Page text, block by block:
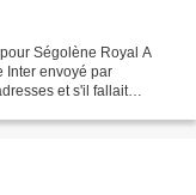
Ségolène Royal A
Inter envoyé par
et s'il fallait